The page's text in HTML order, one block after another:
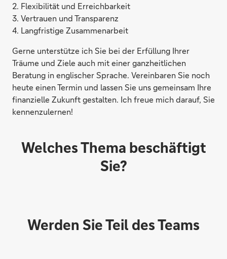
2. Flexibilität und Erreichbarkeit
3. Vertrauen und Transparenz
4. Langfristige Zusammenarbeit
Gerne unterstütze ich Sie bei der Erfüllung Ihrer
Träume und Ziele auch mit einer ganzheitlichen
Beratung in englischer Sprache. Vereinbaren Sie noch
heute einen Termin und lassen Sie uns gemeinsam Ihre
finanzielle Zukunft gestalten. Ich freue mich darauf, Sie
kennenzulernen!
Welches Thema beschäftigt
Sie?
Werden Sie Teil des Teams